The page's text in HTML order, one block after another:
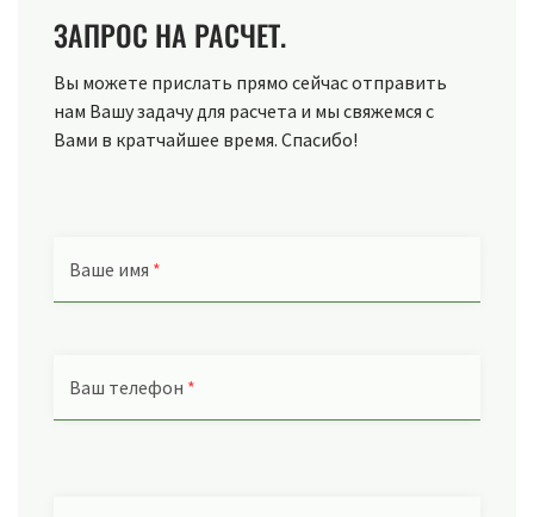
ЗАПРОС НА РАСЧЕТ.
Вы можете прислать прямо сейчас отправить
нам Вашу задачу для расчета и мы свяжемся с
Вами в кратчайшее время. Спасибо!
Ваше имя *
Ваш телефон *